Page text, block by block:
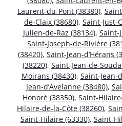
Laurent-du-Pont (38380),
de-Claix (38680), Saint-Just-
Julien-de-Raz (38134), Saint-
Saint-Joseph-de-Rivière
(38420), Saint-Jean-d’Hérans
(38220), Saint-Jean-de-
Moirans (38430), Saint-Jean-
Jean-d’Avelanne (38480),
Honoré (38350), Saint-
Hilaire-de-la-Côte (38260),
Saint-Hilaire (63330), Saint-